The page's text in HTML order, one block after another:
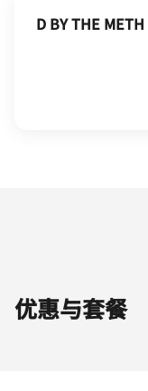
D BY THE METH
优惠与套餐